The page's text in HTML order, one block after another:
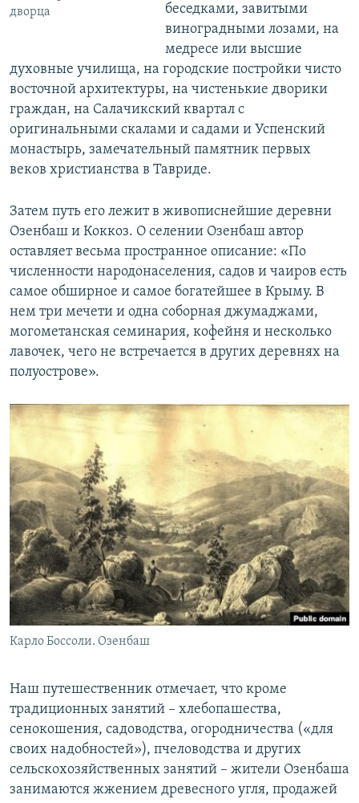
дворца
беседками, завитыми
виноградными лозами, на
медресе или высшие
духовные училища, на городские постройки чисто
восточной архитектуры, на чистенькие дворики
граждан, на Салачикский квартал с
оригинальными скалами и садами и Успенский
монастырь, замечательный памятник первых
веков христианства в Тавриде.
Затем путь его лежит в живописнейшие деревни
Озенбаш и Коккоз. О селении Озенбаш автор
оставляет весьма пространное описание: «По
численности народонаселения, садов и чаиров есть
самое обширное и самое богатейшее в Крыму. В
нем три мечети и одна соборная джумаджами,
могометанская семинария, кофейня и несколько
лавочек, чего не встречается в других деревнях на
полуострове».
Карло Боссоли. Озенбаш
Наш путешественник отмечает, что кроме
традиционных занятий – хлебопашества,
сенокошения, садоводства, огородничества («для
своих надобностей»), пчеловодства и других
сельскохозяйственных занятий – жители Озенбаша
занимаются жжением древесного угля, продажей